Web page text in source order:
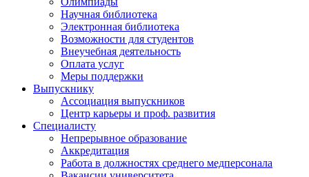
Научная библиотека
Электронная библиотека
Возможности для студентов
Внеучебная деятельность
Оплата услуг
Меры поддержки
Выпускнику
Ассоциация выпускников
Центр карьеры и проф. развития
Специалисту
Непрерывное образование
Аккредитация
Работа в должностях среднего медперсонала